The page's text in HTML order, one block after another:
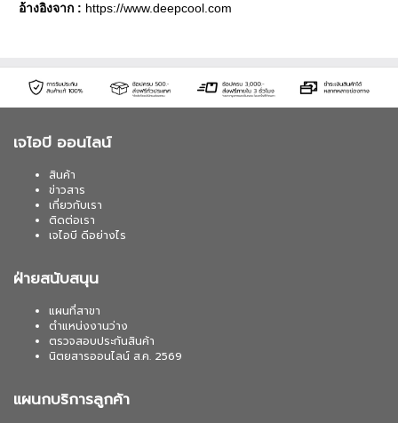
อ้างอิงจาก : https://www.deepcool.com
เจไอบี ออนไลน์
สินค้า
ข่าวสาร
เกี่ยวกับเรา
ติดต่อเรา
เจไอบี ดีอย่างไร
ฝ่ายสนับสนุน
แผนที่สาขา
ตำแหน่งงานว่าง
ตรวจสอบประกันสินค้า
นิตยสารออนไลน์ ส.ค. 2569
แผนกบริการลูกค้า